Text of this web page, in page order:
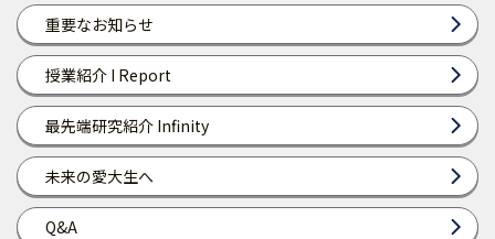
重要なお知らせ
授業紹介 I Report
最先端研究紹介 Infinity
未来の愛大生へ
Q&A